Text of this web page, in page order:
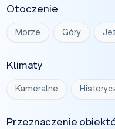
Otoczenie
Morze Góry
Klimaty
Kameralne
Przeznaczenie